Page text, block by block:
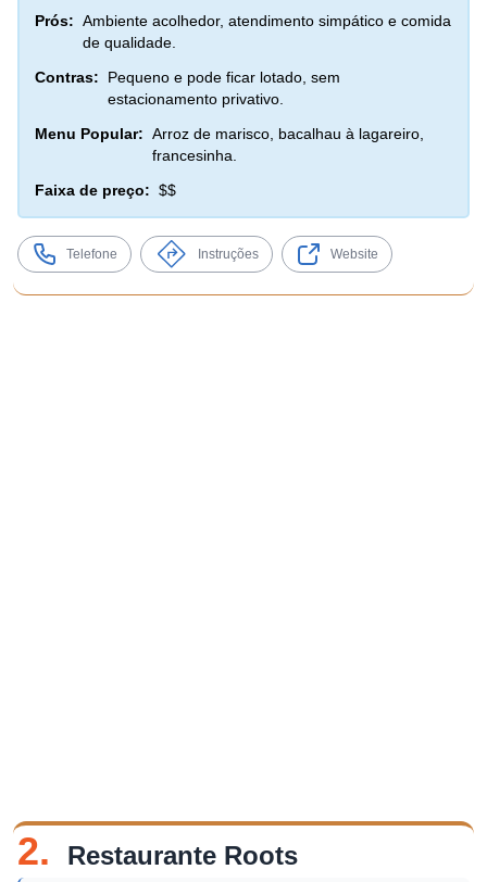
Prós: Ambiente acolhedor, atendimento simpático e comida
de qualidade.
Contras:
Pequeno e pode ficar lotado, sem
estacionamento privativo.
Menu Popular: Arroz de marisco, bacalhau à lagareiro,
francesinha.
Faixa de preço: $$
Telefone Instruções Website
2. Restaurante Roots